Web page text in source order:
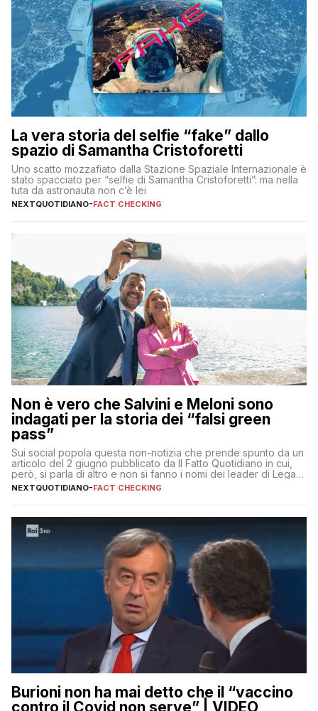
La vera storia del selfie “fake” dallo
spazio di Samantha Cristoforetti
Uno scatto mozzafiato dalla Stazione Spaziale Internazionale è
stato spacciato per “selfie di Samantha Cristoforetti”: ma nella
tuta da astronauta non c’è lei
NEXTQUOTIDIANO-FACT CHECKING
Non è vero che Salvini e Meloni sono
indagati per la storia dei “falsi green
pass”
Sui social popola questa non-notizia che prende spunto da un
articolo del 2 giugno pubblicato da Il Fatto Quotidiano in cui,
però, si parla di altro e non si fanno i nomi dei leader di Lega e
Fratelli d’Italia
NEXTQUOTIDIANO-FACT CHECKING
Burioni non ha mai detto che il “vaccino
contro il Covid non serve” | VIDEO